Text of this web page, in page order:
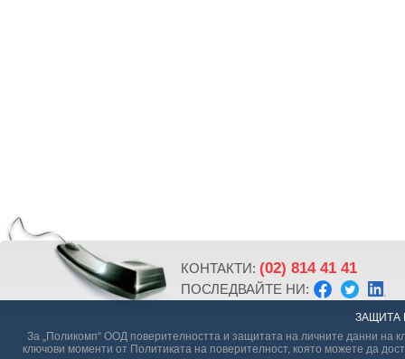
ЗАЩИТА
За „Поликомп“ ООД поверителността и защитата на личните данни на
ключови моменти от Политиката на поверителност, която можете да
КОНТАКТИ: (02) 814 41 41
ПОСЛЕДВАЙТЕ НИ: